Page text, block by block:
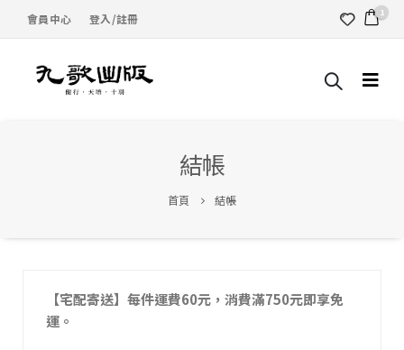
會員中心 登入/註冊 1
結帳
首頁 結帳
【宅配寄送】每件運費60元，消費滿750元即享免
運。